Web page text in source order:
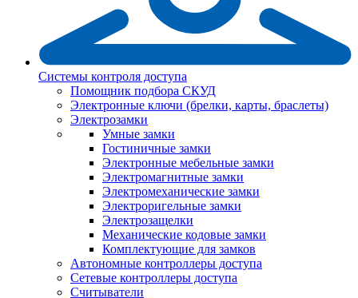
Системы контроля доступа
Помощник подбора СКУД
Электронные ключи (брелки, карты, браслеты)
Электрозамки
Умные замки
Гостиничные замки
Электронные мебельные замки
Электромагнитные замки
Электромеханические замки
Электроригельные замки
Электрозащелки
Механические кодовые замки
Комплектующие для замков
Автономные контроллеры доступа
Сетевые контроллеры доступа
Считыватели